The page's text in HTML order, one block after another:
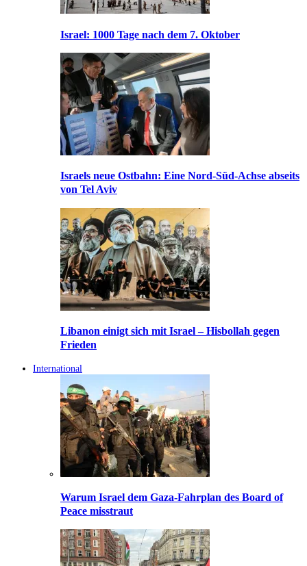
Israel: 1000 Tage nach dem 7. Oktober
Israels neue Ostbahn: Eine Nord-Süd-Achse abseits
von Tel Aviv
Libanon einigt sich mit Israel – Hisbollah gegen
Frieden
International
Warum Israel dem Gaza-Fahrplan des Board of
Peace misstraut